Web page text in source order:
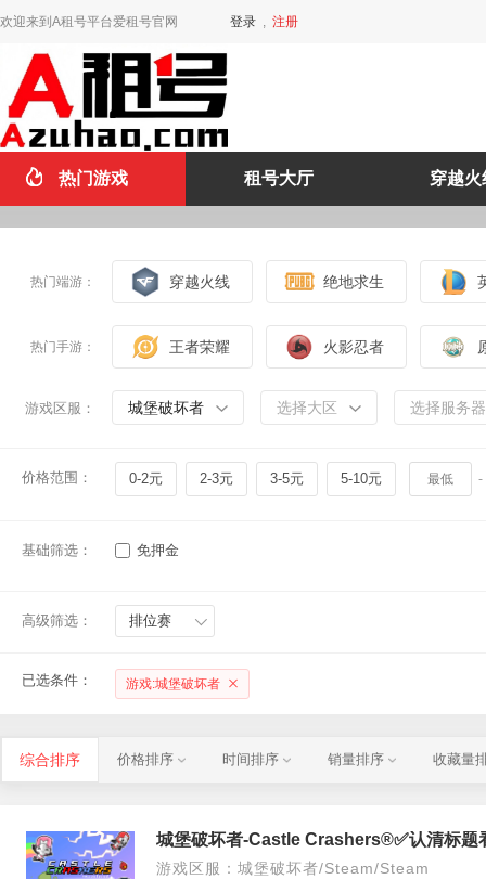
欢迎来到A租号平台爱租号官网 登录 , 注册
热门游戏 租号大厅 穿越火
热门端游： 穿越火线 绝地求生
热门手游： 王者荣耀 火影忍者
游戏区服： 城堡破坏者 选择大区 选择服务器
价格范围： 0-2元 2-3元 3-5元 5-10元 -
基础筛选： 免押金
高级筛选： 排位赛
已选条件： 游戏:城堡破坏者
综合排序 价格排序 时间排序 销量排序 收藏量
游戏区服：城堡破坏者/Steam/Steam